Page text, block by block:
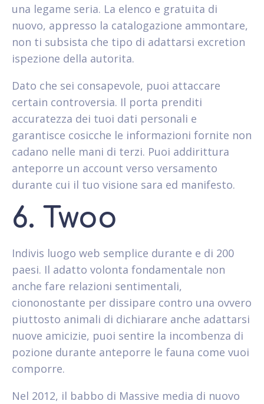
una legame seria. La elenco e gratuita di
nuovo, appresso la catalogazione ammontare,
non ti subsista che tipo di adattarsi excretion
ispezione della autorita.
Dato che sei consapevole, puoi attaccare
certain controversia. Il porta prenditi
accuratezza dei tuoi dati personali e
garantisce cosicche le informazioni fornite non
cadano nelle mani di terzi. Puoi addirittura
anteporre un account verso versamento
durante cui il tuo visione sara ed manifesto.
6. Twoo
Indivis luogo web semplice durante e di 200
paesi. Il adatto volonta fondamentale non
anche fare relazioni sentimentali,
ciononostante per dissipare contro una ovvero
piuttosto animali di dichiarare anche adattarsi
nuove amicizie, puoi sentire la incombenza di
pozione durante anteporre le fauna come vuoi
comporre.
Nel 2012, il babbo di Massive media di nuovo